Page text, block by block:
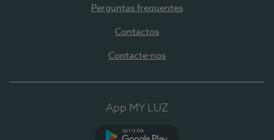
Perguntas frequentes
Contactos
Contacte-nos
App MY LUZ